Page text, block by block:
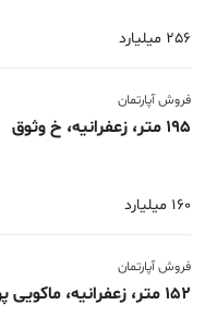
256 میلیارد
فروش آپارتمان
195 متر، زعفرانیه، خ وثوق
160 میلیارد
فروش آپارتمان
152 متر، زعفرانیه، ماکویی پور شمالی